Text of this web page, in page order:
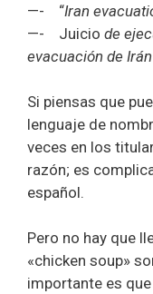
—- “Iran
—- Juicio de
evacuación de Irán
Si piensas que
lenguaje de
veces en los
razón; es
español.
Pero no hay que
«chicken soup»
importante es